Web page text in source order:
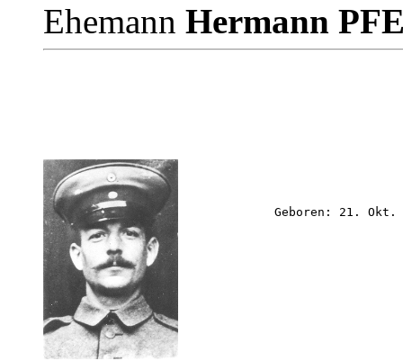
Ehemann Hermann
Geboren: 21.